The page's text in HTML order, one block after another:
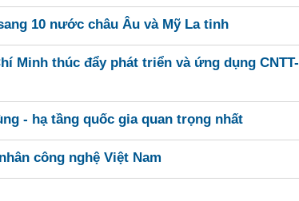
10 nước châu Âu và Mỹ La tinh
Minh thúc đẩy phát triển và ứng dụng CNTT-
- hạ tầng quốc gia quan trọng nhất
công nghệ Việt Nam